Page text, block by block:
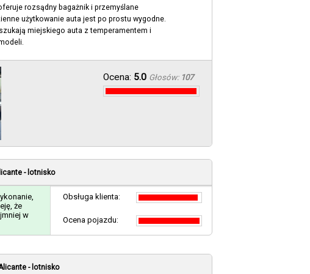
rozsądny bagażnik i przemyślane
użytkowanie auta jest po prostu wygodne.
miejskiego auta z temperamentem i
Ocena: 5.0 Głosów: 107
- lotnisko
że
w
Obsługa klienta:
Ocena pojazdu:
- lotnisko